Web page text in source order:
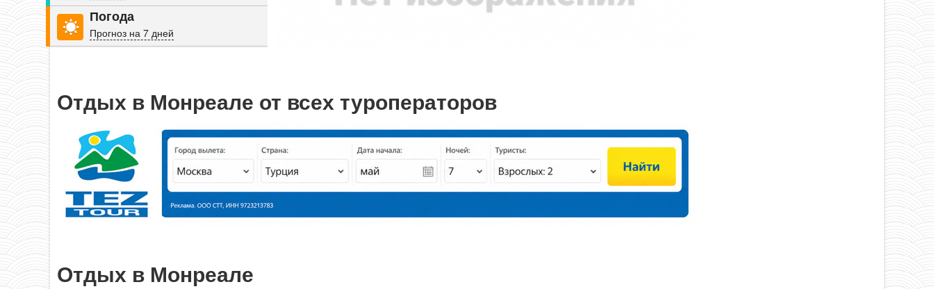
Погода
Прогноз на 7 дней
Отдых в Монреале от всех туроператоров
Отдых в Монреале